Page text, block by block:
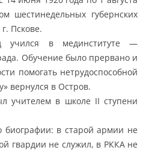
шестинедельных губернских
Пскове.
в мединституте —
Обучение было прервано и
помогать нетрудоспособной
вернулся в Остров.
учителем в школе II ступени
биографии: в старой армии не
гвардии не служил, в РККА не